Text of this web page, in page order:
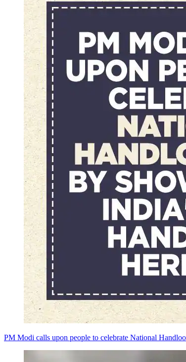
PM Modi calls upon people to celebrate National